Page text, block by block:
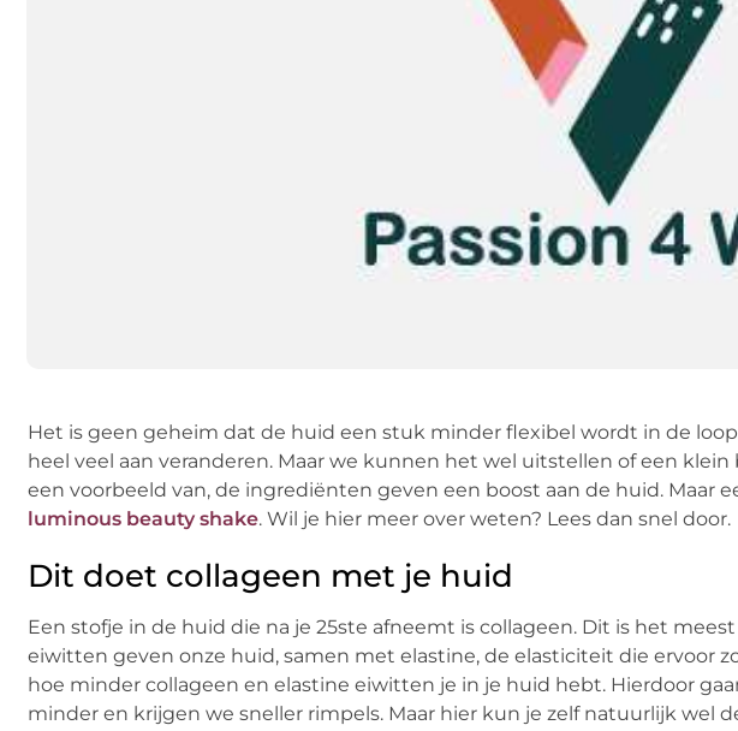
Het is geen geheim dat de huid een stuk minder flexibel wordt in de
heel veel aan veranderen. Maar we kunnen het wel uitstellen of een
een voorbeeld van, de ingrediënten geven een boost aan de huid. Maar
luminous beauty shake. Wil je hier meer over weten? Lees dan snel door.
Dit doet collageen met je huid
Een stofje in de huid die na je 25ste afneemt is collageen. Dit is het
eiwitten geven onze huid, samen met elastine, de elasticiteit die ervoor
hoe minder collageen en elastine eiwitten je in je huid hebt. Hierdoor
minder en krijgen we sneller rimpels. Maar hier kun je zelf natuurlijk wel